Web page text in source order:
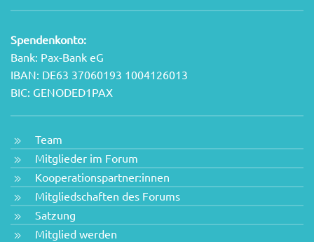
Spendenkonto:
Bank: Pax-Bank eG
IBAN: DE63 37060193 1004126013
BIC: GENODED1PAX
Team
Mitglieder im Forum
Kooperationspartner:innen
Mitgliedschaften des Forums
Satzung
Mitglied werden